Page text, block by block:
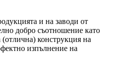
и на заводи от
добро съотношение като
конструкция на
изпълнение на